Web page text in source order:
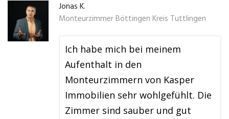
Jonas K.
Monteurzimmer Böttingen Kreis Tuttlingen
Ich habe mich bei meinem
Aufenthalt in den
Monteurzimmern von Kasper
Immobilien sehr wohlgefühlt. Die
Zimmer sind sauber und gut